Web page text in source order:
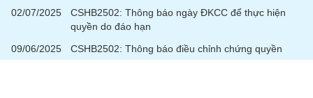
02/07/2025
CSHB2502: Thông báo ngày ĐKCC để thực hiện
quyền do đáo hạn
09/06/2025
CSHB2502: Thông báo điều chỉnh chứng quyền